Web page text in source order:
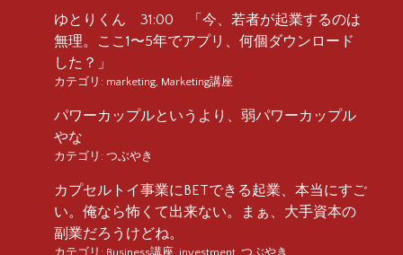
ゆとりくん 31:00 「今、若者が起業するのは
無理。ここ1〜5年でアプリ、何個ダウンロード
した？」
カテゴリ: marketing Marketing講座
パワーカップルというより、弱パワーカップル
やな
カテゴリ: つぶやき
カプセルトイ事業にBETできる起業、本当にすご
い。俺なら怖くて出来ない。まぁ、大手資本の
副業だろうけどね。
カテゴリ: Business講座 investment つぶやき